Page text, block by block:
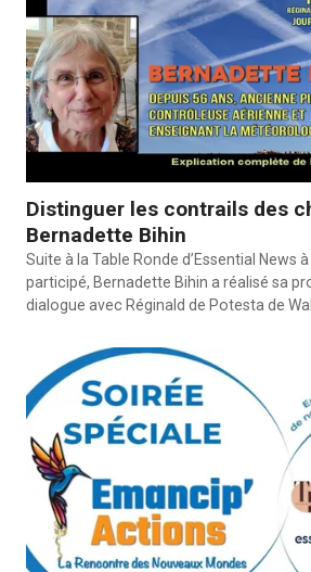
Distinguer les contrails des
Bernadette Bihin
Suite à la Table Ronde d’Essential News
participé, Bernadette Bihin a réalisé sa
dialogue avec Réginald de Potesta de